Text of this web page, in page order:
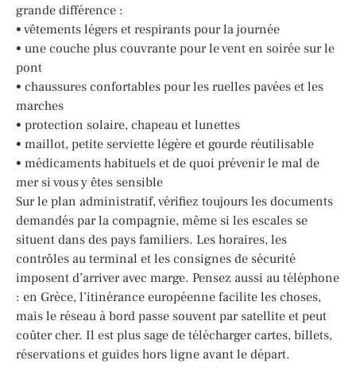
grande différence :
• vêtements légers et respirants pour la journée
• une couche plus couvrante pour le vent en soirée sur le
pont
• chaussures confortables pour les ruelles pavées et les
marches
• protection solaire, chapeau et lunettes
• maillot, petite serviette légère et gourde réutilisable
• médicaments habituels et de quoi prévenir le mal de
mer si vous y êtes sensible
Sur le plan administratif, vérifiez toujours les documents
demandés par la compagnie, même si les escales se
situent dans des pays familiers. Les horaires, les
contrôles au terminal et les consignes de sécurité
imposent d’arriver avec marge. Pensez aussi au téléphone
: en Grèce, l’itinérance européenne facilite les choses,
mais le réseau à bord passe souvent par satellite et peut
coûter cher. Il est plus sage de télécharger cartes, billets,
réservations et guides hors ligne avant le départ.